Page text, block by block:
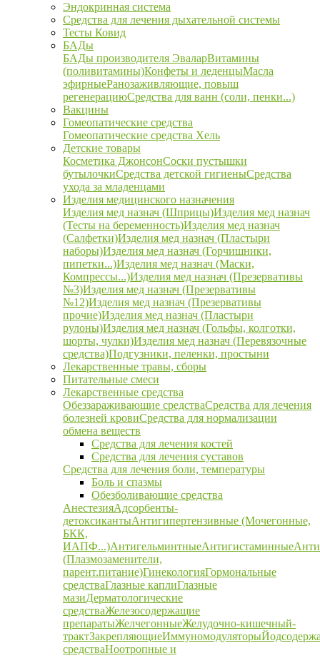
Эндокринная система
Средства для лечения дыхательной системы
Тесты Ковид
БАДы
БАДы производителя ЭваларВитамины
(поливитамины)Конфеты и леденцыМасла
эфирныеРанозаживляющие, повыш
регенерациюСредства для ванн (соли, пенки...)
Вакцины
Гомеопатические средства
Гомеопатические средства Хель
Детские товары
Косметика ДжонсонСоски пустышки
бутылочкиСредства детской гигиеныСредства
ухода за младенцами
Изделия медицинского назначения
Изделия мед назнач (Шприцы)Изделия мед назнач
(Тесты на беременность)Изделия мед назнач
(Салфетки)Изделия мед назнач (Пластыри
наборы)Изделия мед назнач (Горчишники,
пипетки...)Изделия мед назнач (Маски,
Компрессы...)Изделия мед назнач (Презервативы
№3)Изделия мед назнач (Презервативы
№12)Изделия мед назнач (Презервативы
прочие)Изделия мед назнач (Пластыри
рулоны)Изделия мед назнач (Гольфы, колготки,
шорты, чулки)Изделия мед назнач (Перевязочные
средства)Подгузники, пеленки, простыни
Лекарственные травы, сборы
Питательные смеси
Лекарственные средства
Обеззараживающие средстваСредства для лечения
болезней кровиСредства для нормализации
обмена веществ
Средства для лечения костей
Средства для лечения суставов
Средства для лечения боли, температуры
Боль и спазмы
Обезболивающие средства
АнестезияАдсорбенты-
детоксикантыАнтигипертензивные (Мочегонные,
БКК,
ИАПФ...)АнтигельминтныеАнтигистаминные
(Плазмозаменители,
парент.питание)ГинекологияГормональные
средстваГлазные каплиГлазные
мазиДерматологические
средстваЖелезосодержащие
препаратыЖелчегонныеЖелудочно-кишечный-
трактЗакрепляющиеИммуномодуляторы
средстваНоотропные и